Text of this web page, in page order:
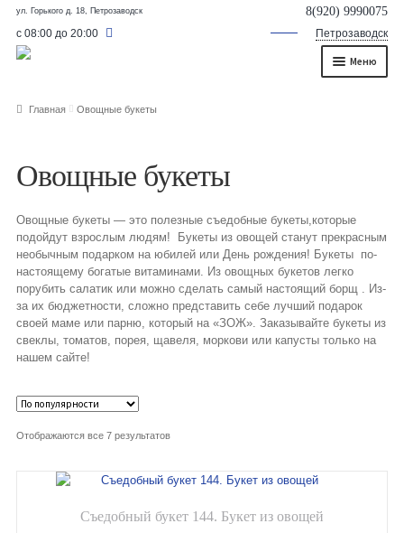
ул. Горького д. 18, Петрозаводск
с 08:00 до 20:00
8(920) 9990075
Петрозаводск
Меню
Каталог
Съедобные букеты
Букет для мужчины
Букет из фруктов и овощей
Сладкие букеты из конфет
Букеты из сухофруктов и орехов
Букеты из клубники и ягод
Овощные букеты
Детские букеты
Букет учителю
Главная Овощные букеты
Овощные букеты
Овощные букеты — это полезные съедобные букеты,которые
подойдут взрослым людям! Букеты из овощей станут прекрасным
необычным подарком на юбилей или День рождения! Букеты по-
настоящему богатые витаминами. Из овощных букетов легко
порубить салатик или можно сделать самый настоящий борщ . Из-
за их бюджетности, сложно представить себе лучший подарок
своей маме или парню, который на «ЗОЖ». Заказывайте букеты из
свеклы, томатов, порея, щавеля, моркови или капусты только на
нашем сайте!
Отображаются все 7 результатов
Съедобный букет 144. Букет из овощей